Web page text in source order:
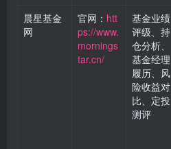
晨星基金
网
官网： htt
ps://www.
mornings
tar.cn/
基金业绩
评级、持
仓分析、
基金经理
履历、风
险收益对
比、定投
测评